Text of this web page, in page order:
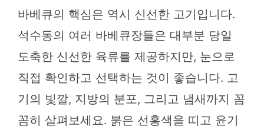
바베큐의 핵심은 역시 신선한 고기입니다.
석수동의 여러 바베큐장들은 대부분 당일
도축한 신선한 육류를 제공하지만, 눈으로
직접 확인하고 선택하는 것이 좋습니다. 고
기의 빛깔, 지방의 분포, 그리고 냄새까지 꼼
꼼히 살펴보세요. 붉은 선홍색을 띠고 윤기